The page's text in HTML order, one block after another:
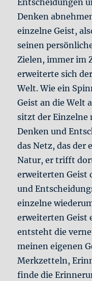
Entscheidungen
Denken
einzelne Geist,
seinen
Zielen, immer im
erweiterte sich
Welt. Wie ein
Geist an die Welt
sitzt der Einzelne
Denken und
das Netz, das der
Natur, er trifft
erweiterten Geist
und
einzelne
erweiterten Geist
entsteht die
meinen eigenen
Merkzetteln,
finde die